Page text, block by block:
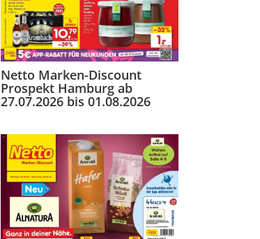
Netto Marken-Discount
Prospekt Hamburg ab
27.07.2026 bis 01.08.2026